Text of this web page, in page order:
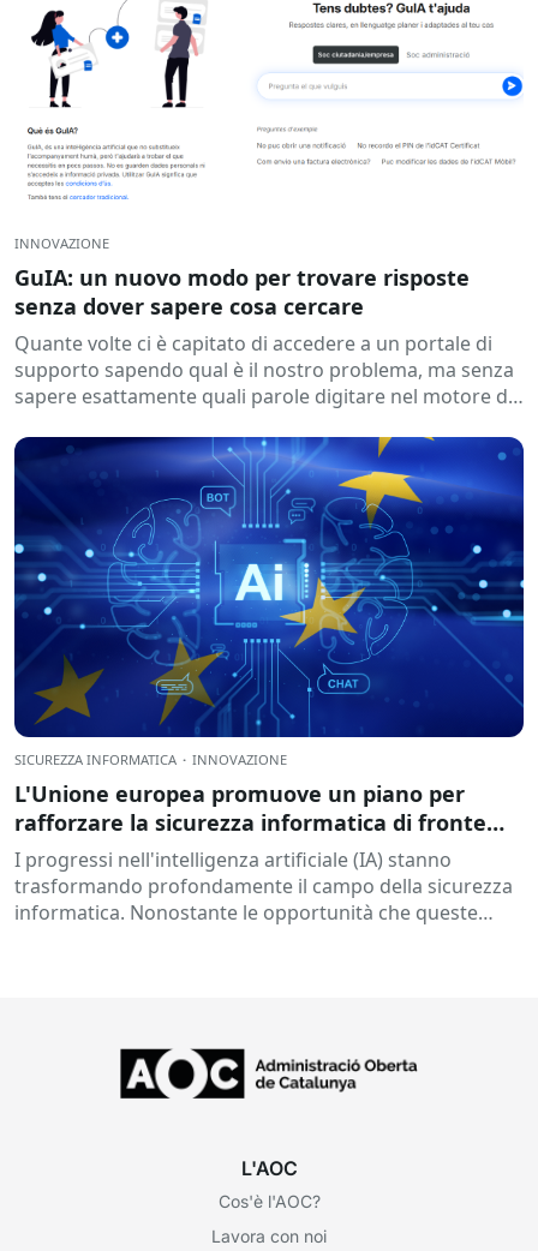
INNOVAZIONE
GuIA: un nuovo modo per trovare risposte
senza dover sapere cosa cercare
Quante volte ci è capitato di accedere a un portale di
supporto sapendo qual è il nostro problema, ma senza
sapere esattamente quali parole digitare nel motore di
SICUREZZA INFORMATICA · INNOVAZIONE
L'Unione europea promuove un piano per
rafforzare la sicurezza informatica di fronte
alle sfide dell'intelligenza artificiale.
I progressi nell'intelligenza artificiale (IA) stanno
trasformando profondamente il campo della sicurezza
informatica. Nonostante le opportunità che queste
L'AOC
Cos'è l'AOC?
Lavora con noi